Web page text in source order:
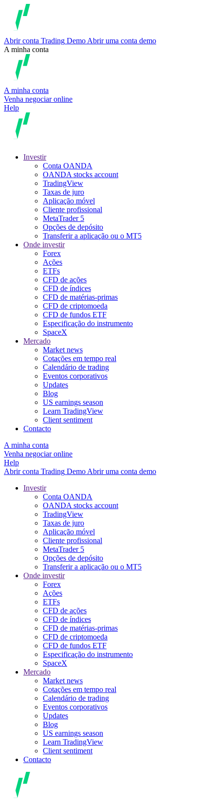
Abrir conta Trading Demo Abrir uma conta demo
A minha conta
A minha conta
Venha negociar online
Help
Investir
Conta OANDA
OANDA stocks account
TradingView
Taxas de juro
Aplicação móvel
Cliente profissional
MetaTrader 5
Opções de depósito
Transferir a aplicação ou o MT5
Onde investir
Forex
Ações
ETFs
CFD de ações
CFD de índices
CFD de matérias-primas
CFD de criptomoeda
CFD de fundos ETF
Especificação do instrumento
SpaceX
Mercado
Market news
Cotações em tempo real
Calendário de trading
Eventos corporativos
Updates
Blog
US earnings season
Learn TradingView
Client sentiment
Contacto
A minha conta
Venha negociar online
Help
Abrir conta Trading Demo Abrir uma conta demo
Investir
Conta OANDA
OANDA stocks account
TradingView
Taxas de juro
Aplicação móvel
Cliente profissional
MetaTrader 5
Opções de depósito
Transferir a aplicação ou o MT5
Onde investir
Forex
Ações
ETFs
CFD de ações
CFD de índices
CFD de matérias-primas
CFD de criptomoeda
CFD de fundos ETF
Especificação do instrumento
SpaceX
Mercado
Market news
Cotações em tempo real
Calendário de trading
Eventos corporativos
Updates
Blog
US earnings season
Learn TradingView
Client sentiment
Contacto